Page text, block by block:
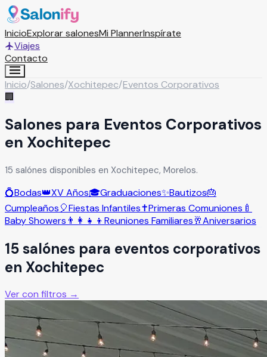
InicioExplorar salonesMi PlannerInspírate
Viajes
Contacto
Inicio/Salones/Xochitepec/Eventos Corporativos
🏢
Salones para Eventos Corporativos
en Xochitepec
15 salónes disponibles en Xochitepec, Morelos.
💍Bodas👑XV Años🎓Graduaciones✨Bautizos🎂
Cumpleaños🎈Fiestas Infantiles✝️Primeras Comuniones 🍼
Baby Showers 👨‍👩‍👧‍👦 Reuniones Familiares🥂Aniversarios
15salónes para eventos corporativos
en Xochitepec
Ver con filtros →